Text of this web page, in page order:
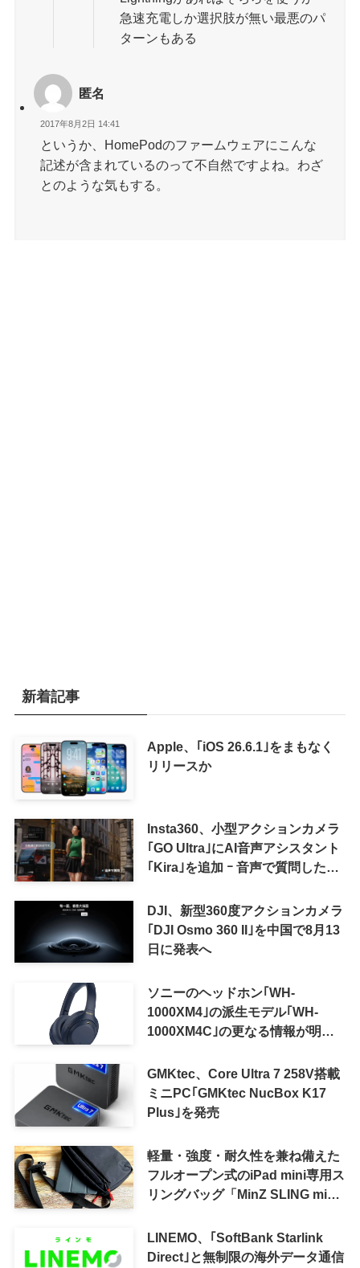
急速充電しか選択肢が無い最悪のパ
ターンもある
匿名
2017年8月2日 14:41
というか、HomePodのファームウェアにこんな
記述が含まれているのって不自然ですよね。わざ
とのような気もする。
新着記事
Apple、｢iOS 26.6.1｣をまもなく
リリースか
Insta360、小型アクションカメラ
｢GO Ultra｣にAI音声アシスタント
｢Kira｣を追加 ｰ 音声で質問した
可能に
DJI、新型360度アクションカメラ
｢DJI Osmo 360 II｣を中国で8月13
日に発表へ
ソニーのヘッドホン｢WH-
1000XM4｣の派生モデル｢WH-
1000XM4C｣の更なる情報が明ら
GMKtec、Core Ultra 7 258V搭載
ミニPC｢GMKtec NucBox K17
Plus｣を発売
軽量・強度・耐久性を兼ね備えた
フルオープン式のiPad mini専用ス
リングバッグ「MinZ SLING mini
LINEMO、｢SoftBank Starlink
Direct｣と無制限の海外データ通信